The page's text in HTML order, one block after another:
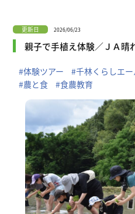
更新日 2026/06/23
親子で手植え体験／ＪＡ晴
#体験ツアー #千林くらしエ
#農と食
#食農教育